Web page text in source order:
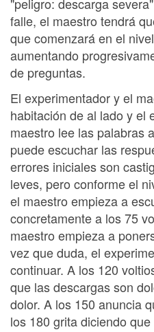
falle, el maestro tendrá
que comenzará en el
aumentando
de preguntas.
El experimentador y el
habitación de al lado y el
maestro lee las palabras
puede escuchar las
errores iniciales son
leves, pero conforme el
el maestro empieza a
concretamente a los 75
maestro empieza a
vez que duda, el
continuar. A los 120
que las descargas son
dolor. A los 150 anuncia
los 180 grita diciendo